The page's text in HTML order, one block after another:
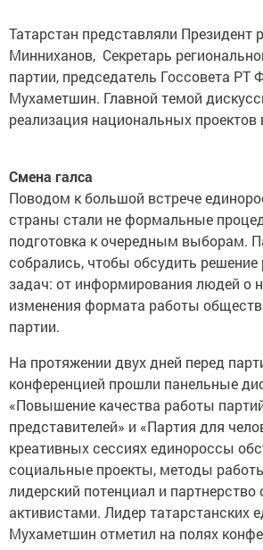
Татарстан представляли Президент
Минниханов, Секретарь
партии, председатель Госсовета РТ
Мухаметшин. Главной темой
реализация национальных проектов
Смена галса
Поводом к большой встрече
страны стали не формальные
подготовка к очередным выборам.
собрались, чтобы обсудить решение
задач: от информирования людей о
изменения формата работы
партии.
На протяжении двух дней перед
конференцией прошли панельные
«Повышение качества работы
представителей» и «Партия для
креативных сессиях единороссы
социальные проекты, методы
лидерский потенциал и
активистами. Лидер татарстанских
Мухаметшин отметил на полях